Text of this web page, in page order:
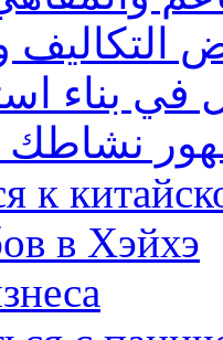
بناء
к
в Хэйхэ